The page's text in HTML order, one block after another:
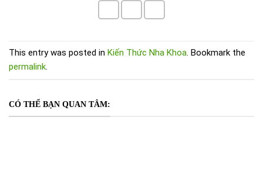
This entry was posted in Kiến Thức Nha Khoa. Bookmark the
permalink.
CÓ THỂ BẠN QUAN TÂM: